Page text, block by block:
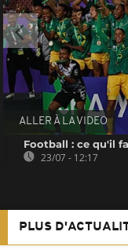
ALLER À LA VIDEO
Football : ce qu'il
23/07 - 12:17
PLUS